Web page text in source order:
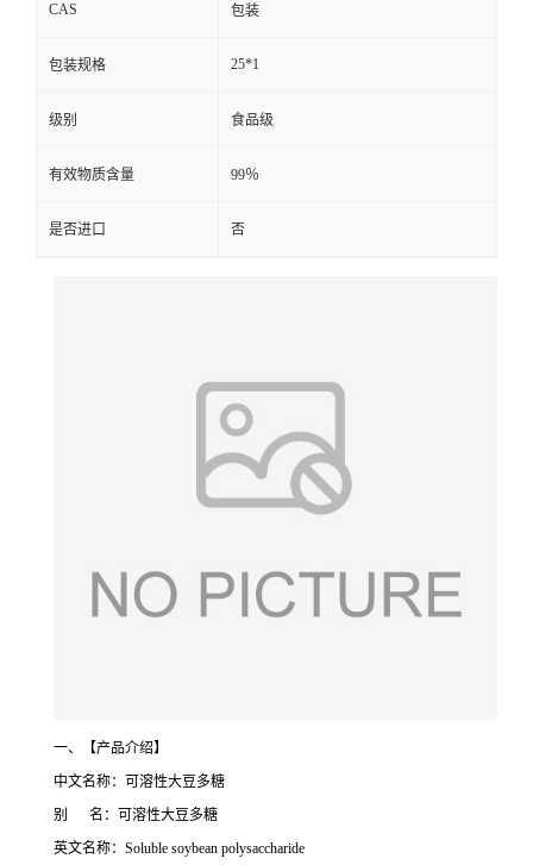
CAS 包装
包装规格 25*1
级别 食品级
有效物质含量 99％
是否进口 否
一、【产品介绍】
中文名称：可溶性大豆多糖
别 名：可溶性大豆多糖
英文名称：Soluble soybean polysaccharide